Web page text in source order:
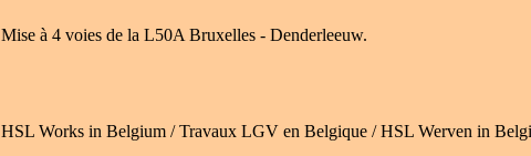
Mise à 4 voies de la L50A Bruxelles - Denderleeuw.
HSL Works in Belgium / Travaux LGV en Belgique / HSL Werven in